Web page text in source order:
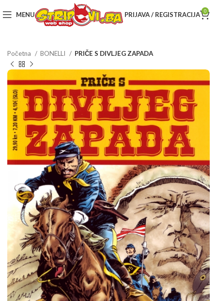
MENU PRIJAVA / REGISTRACIJA 0
Početna BONELLI PRIČE S DIVLJEG ZAPADA